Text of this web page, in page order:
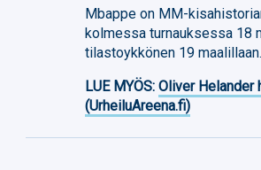
Mbappe on MM-
kolmessa turnauksessa 18
tilastoykkönen 19 maalillaan.
LUE MYÖS:Oliver Helander
(UrheiluAreena.fi)